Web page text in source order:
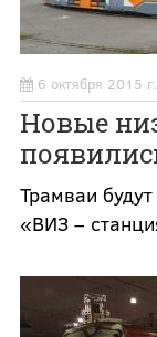
6 октября 2015
Новые
Трамваи
«ВИЗ –